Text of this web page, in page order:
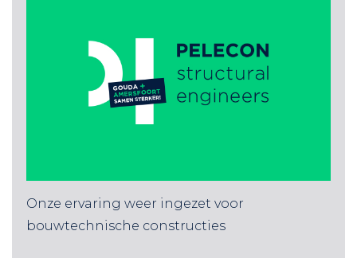
Onze ervaring weer ingezet voor
bouwtechnische constructies